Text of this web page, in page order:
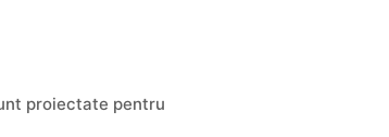
proiectate pentru